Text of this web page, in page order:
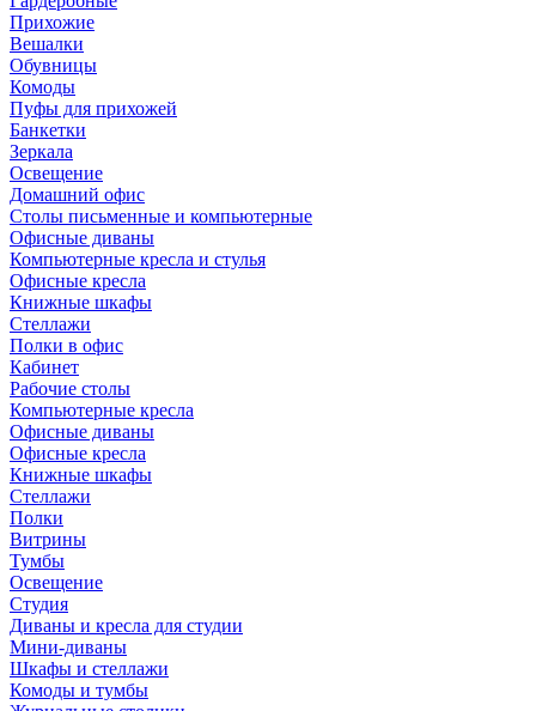
Прихожие
Вешалки
Обувницы
Комоды
Пуфы для прихожей
Банкетки
Зеркала
Освещение
Домашний офис
Столы письменные и компьютерные
Офисные диваны
Компьютерные кресла и стулья
Офисные кресла
Книжные шкафы
Стеллажи
Полки в офис
Кабинет
Рабочие столы
Компьютерные кресла
Офисные диваны
Офисные кресла
Книжные шкафы
Стеллажи
Полки
Витрины
Тумбы
Освещение
Студия
Диваны и кресла для студии
Мини-диваны
Шкафы и стеллажи
Комоды и тумбы